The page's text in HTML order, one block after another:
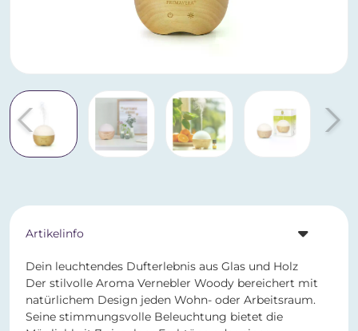
Artikelinfo
Dein leuchtendes Dufterlebnis aus Glas und Holz
Der stilvolle Aroma Vernebler Woody bereichert mit
natürlichem Design jeden Wohn- oder Arbeitsraum.
Seine stimmungsvolle Beleuchtung bietet die